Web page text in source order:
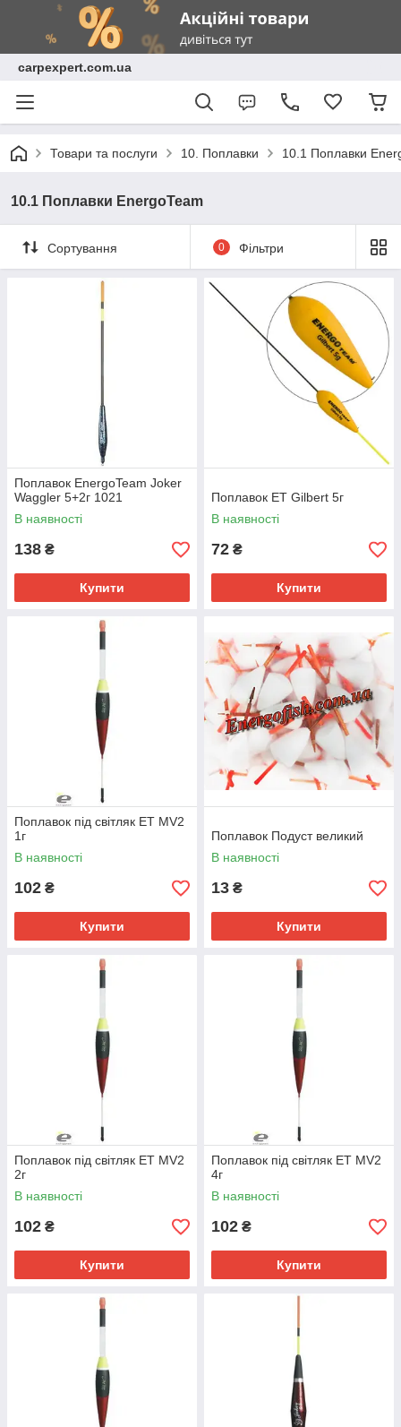
carpexpert.com.ua
Товари та послуги 10. Поплавки 10.1 Поплавки
10.1 Поплавки EnergoTeam
Сортування 0 Фільтри
Поплавок EnergoTeam Joker
Waggler 5+2г 1021
В наявності
138 ₴
Купити
Поплавок ЕТ Gilbert 5г
В наявності
72 ₴
Купити
Поплавок під світляк ЕТ MV2
1г
В наявності
102 ₴
Купити
Поплавок Подуст великий
В наявності
13 ₴
Купити
Поплавок під світляк ЕТ MV2
2г
В наявності
102 ₴
Купити
Поплавок під світляк ЕТ MV2
4г
В наявності
102 ₴
Купити